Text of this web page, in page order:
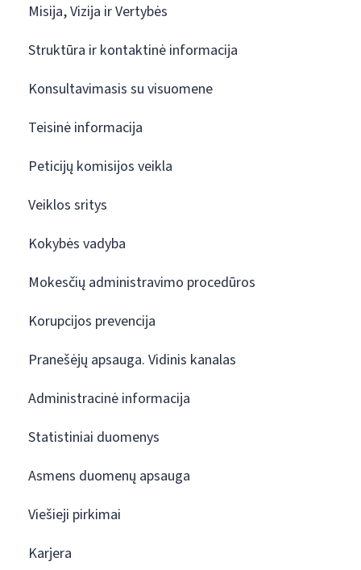
Misija, Vizija ir Vertybės
Struktūra ir kontaktinė informacija
Konsultavimasis su visuomene
Teisinė informacija
Peticijų komisijos veikla
Veiklos sritys
Kokybės vadyba
Mokesčių administravimo procedūros
Korupcijos prevencija
Pranešėjų apsauga. Vidinis kanalas
Administracinė informacija
Statistiniai duomenys
Asmens duomenų apsauga
Viešieji pirkimai
Karjera